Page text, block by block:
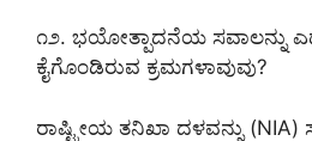
೧೨. ಭಯೋತ್ಪಾದನೆಯ ಸವಾಲನ್ನು
ಕೈಗೊಂಡಿರುವ ಕ್ರಮಗಳಾವುವು?
ರಾಷ್ಟ್ರೀಯ ತನಿಖಾ ದಳವನ್ನು